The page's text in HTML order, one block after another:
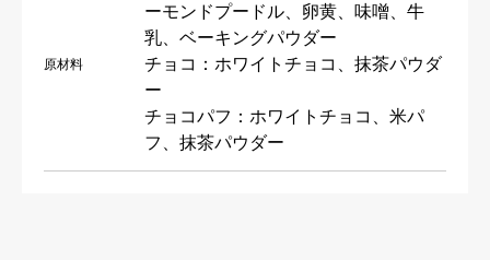
原材料
ーモンドプードル、卵黄、味噌、牛
乳、ベーキングパウダー
チョコ：ホワイトチョコ、抹茶パウダ
ー
チョコパフ：ホワイトチョコ、米パ
フ、抹茶パウダー